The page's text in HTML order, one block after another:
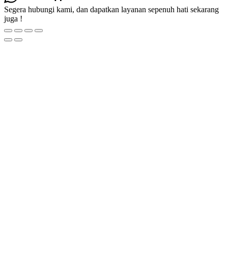
Segera hubungi kami, dan dapatkan layanan sepenuh hati sekarang
juga !